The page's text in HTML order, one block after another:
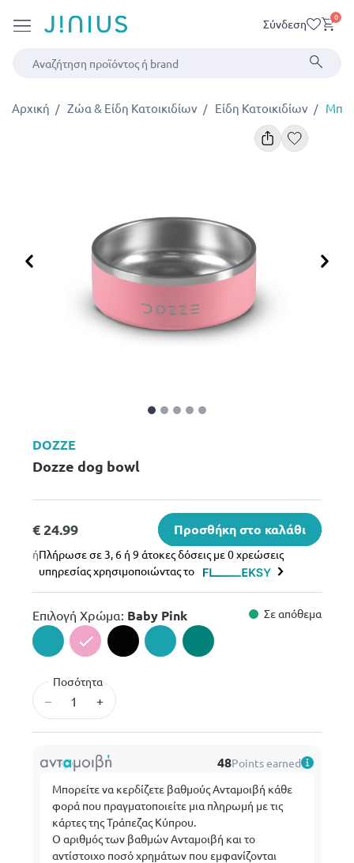
Σύνδεση 0
Αρχική Ζώα & Είδη Κατοικιδίων Είδη Κατοικιδίων
Προηγούμενο
DOZZE
Dozze dog bowl
€ 24.99 Προσθήκη στο καλάθι
ήΠλήρωσε σε 3, 6 ή 9 άτοκες δόσεις με 0 χρεώσεις
υπηρεσίας χρησιμοποιώντας το
Επιλογή Χρώμα: Baby Pink Σε απόθεμα
Ποσότητα
– +
48Points earned
Μπορείτε να κερδίζετε βαθμούς Ανταμοιβή κάθε
φορά που πραγματοποιείτε μια πληρωμή με τις
κάρτες της Τράπεζας Κύπρου.
Ο αριθμός των βαθμών Ανταμοιβή και το
αντίστοιχο ποσό χρημάτων που εμφανίζονται